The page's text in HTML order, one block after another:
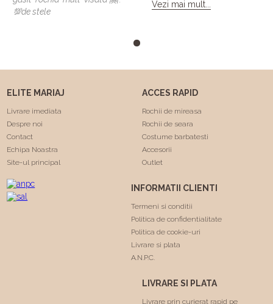
💯de stele
toate veneau bine , dar
"Trash the dress" si a rezistat
multumesc echipa Elite
Mariaj faceti minuni .❤️❤️
Vezi mai mult...
ELITE MARIAJ
Livrare imediata
Despre noi
Contact
Echipa Noastra
Site-ul principal
ACCES RAPID
Rochii de mireasa
Rochii de seara
Costume barbatesti
Accesorii
Outlet
INFORMATII CLIENTI
Termeni si conditii
Politica de confidentialitate
Politica de cookie-uri
Livrare si plata
A.N.P.C.
LIVRARE SI PLATA
Livrare prin curierat rapid pe